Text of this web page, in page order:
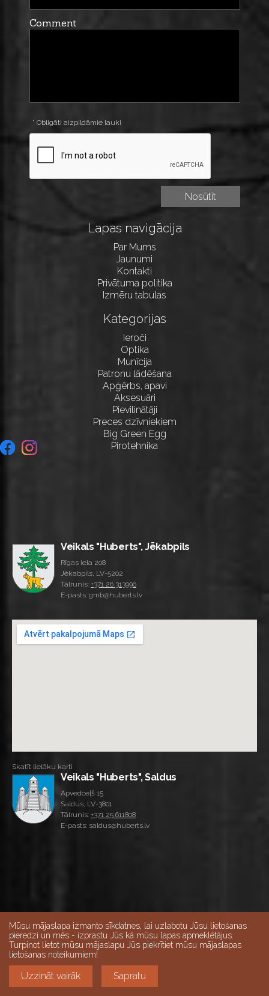
Comment
* Obligāti aizpildāmie lauki
Lapas navigācija
Par Mums
Jaunumi
Kontakti
Privātuma politika
Izmēru tabulas
Kategorijas
Ieroči
Optika
Munīcija
Patronu lādēšana
Apģērbs, apavi
Aksesuāri
Pievilinātāji
Preces dzīvniekiem
Big Green Egg
Pirotehnika
Veikals "Huberts", Jēkabpils
Rīgas iela 208
Jēkabpils, LV-5202
Tālrunis: +371 26 313996
E-pasts: gmb@huberts.lv
Skatīt lielāku karti
Veikals "Huberts", Saldus
Apvedceļš 15
Saldus, LV-3801
Tālrunis: +371 25 611808
E-pasts: saldus@huberts.lv
Mūsu mājaslapa izmanto sīkdatnes, lai uzlabotu Jūsu lietošanas
pieredzi un mēs - izprastu Jūs kā mūsu lapas apmeklētājus.
Turpinot lietot mūsu mājaslapu Jūs piekrītiet mūsu mājaslapas
lietošanas noteikumiem!
Uzzināt vairāk Sapratu